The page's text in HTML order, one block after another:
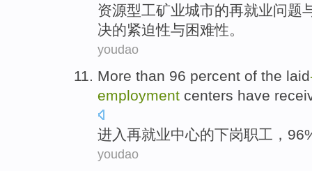
资源型工矿业城市的再就业问题
决的紧迫性与困难性。
youdao
More than 96 percent of the laid
employment centers have
进入再就业中心的下岗职工，
youdao